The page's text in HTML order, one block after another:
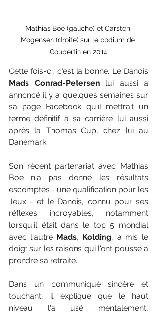
Mathias Boe (gauche) et Carsten
Mogensen (droite) sur le podium de
Coubertin en 2014
Mads Conrad-Petersen lui aussi a
annoncé il y a quelques semaines sur
sa page Facebook qu'il mettrait un
terme définitif à sa carrière lui aussi
après la Thomas Cup, chez lui au
Danemark.
Son récent partenariat avec Mathias
Boe n'a pas donné les résultats
escomptés - une qualification pour les
Jeux - et le Danois, connu pour ses
réflexes incroyables, notamment
lorsqu'il était dans le top 5 mondial
avec l'autre Mads, Kolding, a mis le
doigt sur les raisons qui l'ont poussé a
prendre sa retraite.
Dans un communiqué sincère et
touchant, il explique que le haut
niveau l'a usé mentalement,